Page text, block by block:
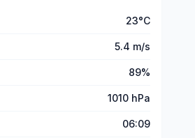
23°C
5.4 m/s
89%
1010 hPa
06:09